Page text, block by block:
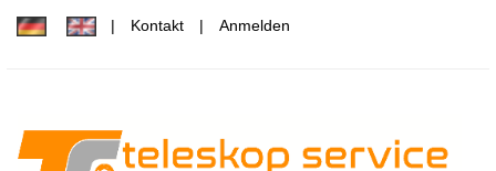
Kontakt Anmelden